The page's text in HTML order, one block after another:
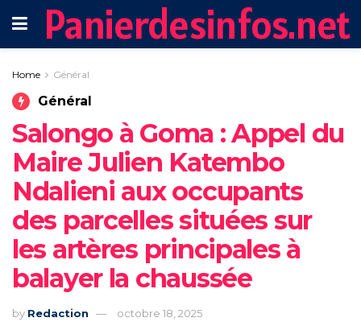
Panierdesinfos.net
Home Général
Général
Salongo à Goma : Appel du
Maire Julien Katembo
Ndalieni aux occupants
des parcelles situées sur
les artères principales à
balayer la chaussée
by Redaction octobre 18, 2025